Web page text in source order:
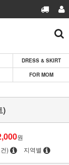
DRESS & SKIRT
FOR MOM
)
원
) 지역별